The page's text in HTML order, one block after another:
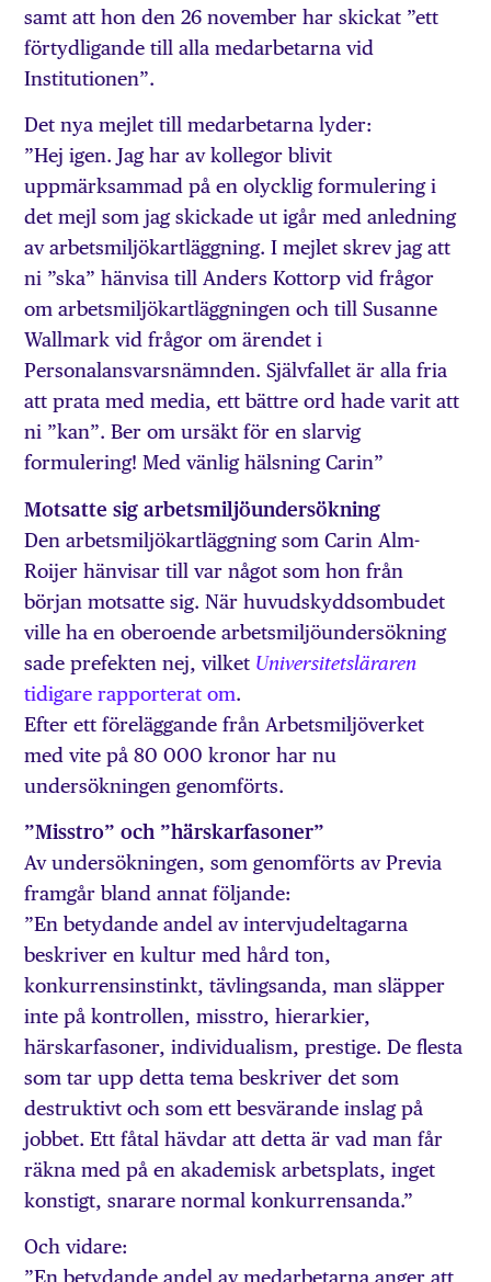
samt att hon den 26 november har skickat ”ett
förtydligande till alla medarbetarna vid
Institutionen”.
Det nya mejlet till medarbetarna lyder:
”Hej igen. Jag har av kollegor blivit
uppmärksammad på en olycklig formulering i
det mejl som jag skickade ut igår med anledning
av arbetsmiljökartläggning. I mejlet skrev jag att
ni ”ska” hänvisa till Anders Kottorp vid frågor
om arbetsmiljökartläggningen och till Susanne
Wallmark vid frågor om ärendet i
Personalansvarsnämnden. Självfallet är alla fria
att prata med media, ett bättre ord hade varit att
ni ”kan”. Ber om ursäkt för en slarvig
formulering! Med vänlig hälsning Carin”
Motsatte sig arbetsmiljöundersökning
Den arbetsmiljökartläggning som Carin Alm-
Roijer hänvisar till var något som hon från
början motsatte sig. När huvudskyddsombudet
ville ha en oberoende arbetsmiljöundersökning
sade prefekten nej, vilket Universitetsläraren
tidigare rapporterat om.
Efter ett föreläggande från Arbetsmiljöverket
med vite på 80 000 kronor har nu
undersökningen genomförts.
”Misstro” och ”härskarfasoner”
Av undersökningen, som genomförts av Previa
framgår bland annat följande:
”En betydande andel av intervjudeltagarna
beskriver en kultur med hård ton,
konkurrensinstinkt, tävlingsanda, man släpper
inte på kontrollen, misstro, hierarkier,
härskarfasoner, individualism, prestige. De flesta
som tar upp detta tema beskriver det som
destruktivt och som ett besvärande inslag på
jobbet. Ett fåtal hävdar att detta är vad man får
räkna med på en akademisk arbetsplats, inget
konstigt, snarare normal konkurrensanda.”
Och vidare: